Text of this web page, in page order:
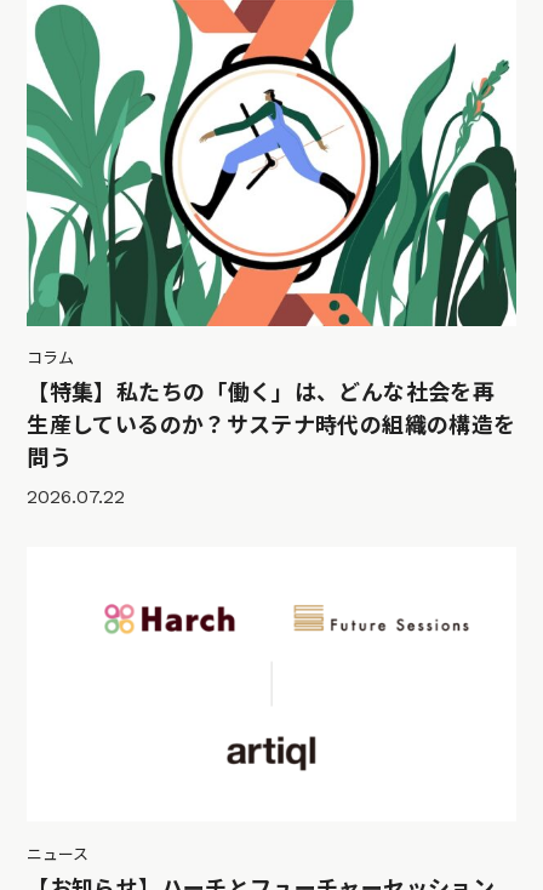
コラム
【特集】私たちの「働く」は、どんな社会を再
生産しているのか？サステナ時代の組織の構造を
問う
2026.07.22
ニュース